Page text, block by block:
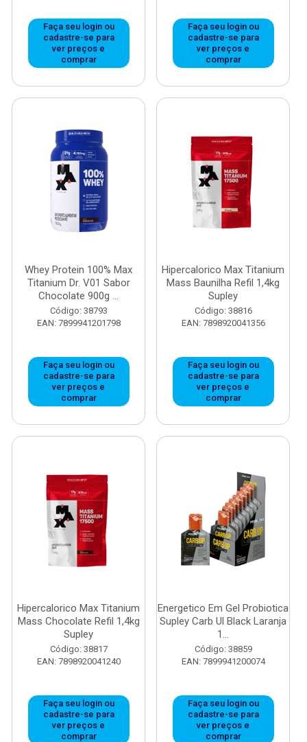
Faça seu login ou
cadastre-se para
ver preços e
comprar
Faça seu login ou
cadastre-se para
ver preços e
comprar
Whey Protein 100% Max
Titanium Dr. V01 Sabor
Chocolate 900g ...
Código: 38793
EAN: 7899941201798
Faça seu login ou
cadastre-se para
ver preços e
comprar
Hipercalorico Max Titanium
Mass Baunilha Refil 1,4kg
Supley
Código: 38816
EAN: 7898920041356
Faça seu login ou
cadastre-se para
ver preços e
comprar
Hipercalorico Max Titanium
Mass Chocolate Refil 1,4kg
Supley
Código: 38817
EAN: 7898920041240
Faça seu login ou
cadastre-se para
ver preços e
comprar
Energetico Em Gel Probiotica
Supley Carb Ul Black Laranja
1...
Código: 38859
EAN: 7899941200074
Faça seu login ou
cadastre-se para
ver preços e
comprar